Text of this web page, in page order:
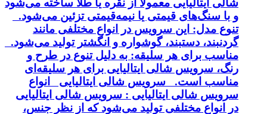
شالی ایتالیایی معمولاً از نقره یا طلا ساخته می‌شود
و با سنگ‌های قیمتی یا نیمه‌قیمتی تزئین می‌شود.
تنوع مدل: این سرویس در انواع مختلفی مانند
گردنبند، دستبند، گوشواره و انگشتر تولید می‌شود.
مناسب برای هر سلیقه: به دلیل تنوع در طرح و
رنگ، سرویس شالی ایتالیایی برای هر سلیقه‌ای
مناسب است. سرویس شالی ایتالیایی انواع
سرویس شالی ایتالیایی : سرویس شالی ایتالیایی
در انواع مختلفی تولید می‌شود که از نظر جنس،